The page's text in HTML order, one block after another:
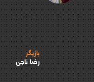
بازیگر
رضا ناجی